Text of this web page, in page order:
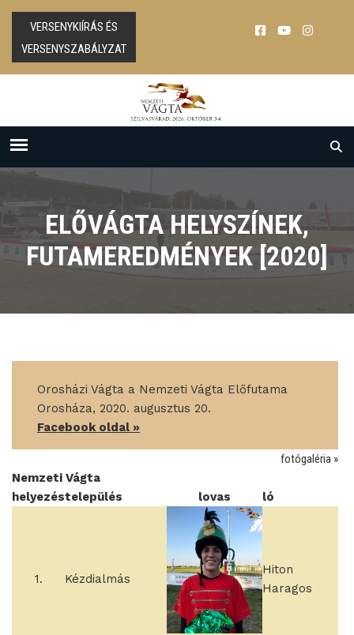
VERSENYKIÍRÁS ÉS
VERSENYSZABÁLYZAT
ELŐVÁGTA HELYSZÍNEK,
FUTAMEREDMÉNYEK [2020]
Orosházi Vágta a Nemzeti Vágta Előfutama
Orosháza, 2020. augusztus 20.
Facebook oldal »
fotógaléria »
Nemzeti Vágta
helyezéstelepülés lovas ló
1. Kézdialmás
Hiton
Haragos